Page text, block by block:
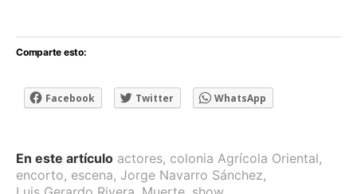
Comparte esto:
Facebook Twitter WhatsApp
En este artículo actores, colonia Agrícola Oriental,
encorto, escena, Jorge Navarro Sánchez,